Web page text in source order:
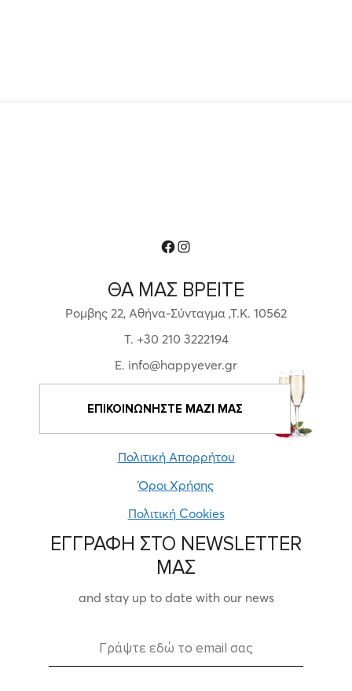
ΘΑ ΜΑΣ ΒΡΕΙΤΕ
Ρομβης 22, Αθήνα-Σύνταγμα ,Τ.Κ. 10562
T. +30 210 3222194
E. info@happyever.gr
ΕΠΙΚΟΙΝΩΝΗΣΤΕ ΜΑΖΙ ΜΑΣ
Πολιτική Απορρήτου
Όροι Χρήσης
Πολιτική Cookies
Facebook
Instagram
ΕΓΓΡΑΦΗ ΣΤΟ NEWSLETTER
ΜΑΣ
and stay up to date with our news